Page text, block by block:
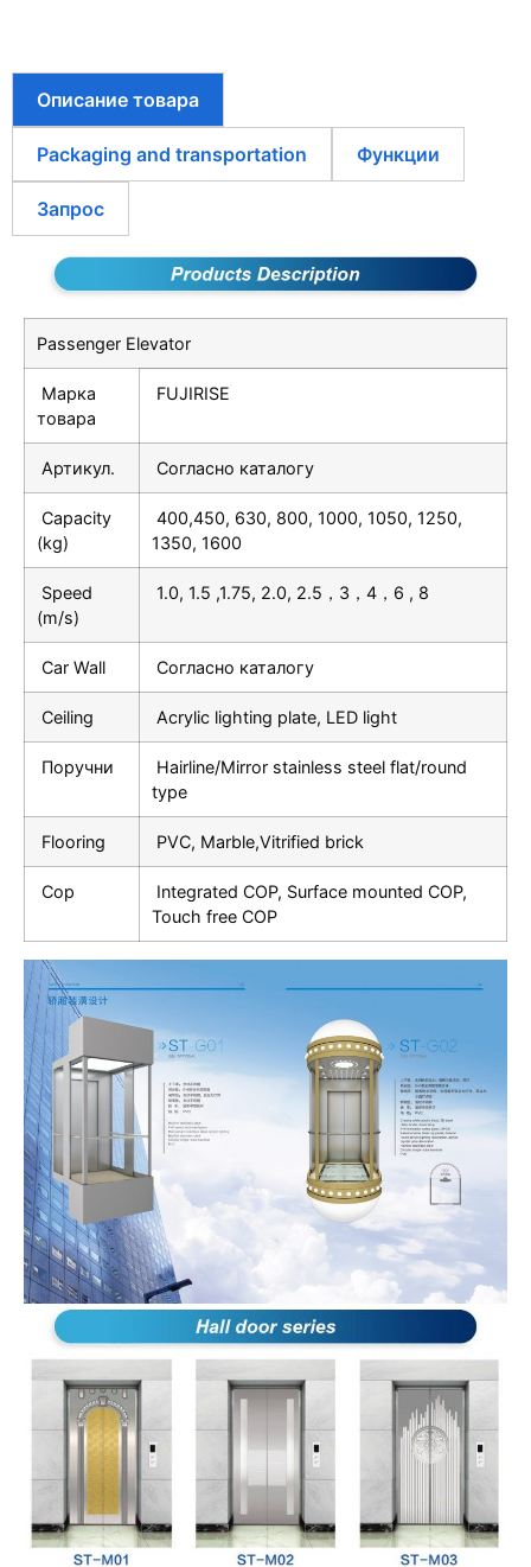
Описание товара
Packaging and transportation Функции
Запрос
Passenger Elevator
Марка
товара
FUJIRISE
Артикул. Согласно каталогу
Capacity
(kg)
400,450, 630, 800, 1000, 1050, 1250,
1350, 1600
Speed
(m/s)
1.0, 1.5 ,1.75, 2.0, 2.5，3，4，6 , 8
Car Wall Согласно каталогу
Ceiling Acrylic lighting plate, LED light
Поручни
Hairline/Mirror stainless steel flat/round
type
Flooring PVC, Marble,Vitrified brick
Cop
Integrated COP, Surface mounted COP,
Touch free COP